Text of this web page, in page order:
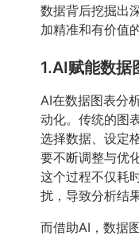
数据背后挖掘出
加精准和有价值
1.AI赋能数据
AI在数据图表分
动化。传统的图
选择数据、设定
要不断调整与优
这个过程不仅耗
扰，导致分析结
而借助AI，数据